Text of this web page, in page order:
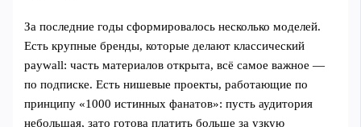
За последние годы сформировалось несколько моделей.
Есть крупные бренды, которые делают классический
paywall: часть материалов открыта, всё самое важное —
по подписке. Есть нишевые проекты, работающие по
принципу «1000 истинных фанатов»: пусть аудитория
небольшая, зато готова платить больше за узкую